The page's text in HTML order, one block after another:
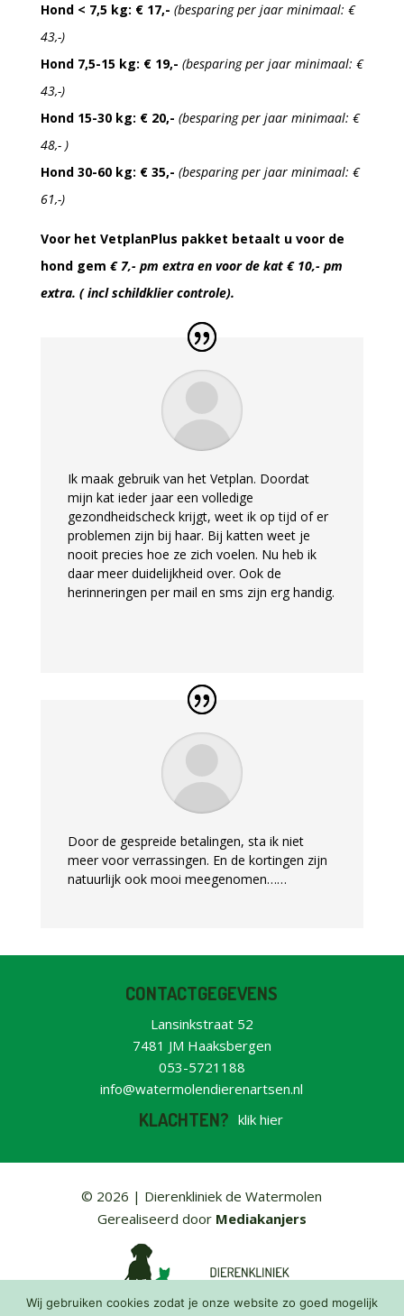
Hond < 7,5 kg: € 17,- (besparing per jaar minimaal: €
43,-)
Hond 7,5-15 kg: € 19,- (besparing per jaar minimaal: €
43,-)
Hond 15-30 kg: € 20,- (besparing per jaar minimaal: €
48,- )
Hond 30-60 kg: € 35,- (besparing per jaar minimaal: €
61,-)
Voor het VetplanPlus pakket betaalt u voor de
hond gem € 7,- pm extra en voor de kat € 10,- pm
extra. ( incl schildklier controle).
Ik maak gebruik van het Vetplan. Doordat
mijn kat ieder jaar een volledige
gezondheidscheck krijgt, weet ik op tijd of er
problemen zijn bij haar. Bij katten weet je
nooit precies hoe ze zich voelen. Nu heb ik
daar meer duidelijkheid over. Ook de
herinneringen per mail en sms zijn erg handig.
Door de gespreide betalingen, sta ik niet
meer voor verrassingen. En de kortingen zijn
natuurlijk ook mooi meegenomen……
CONTACTGEGEVENS
Lansinkstraat 52
7481 JM Haaksbergen
053-5721188
info@watermolendierenartsen.nl
KLACHTEN? klik hier
© 2026 | Dierenkliniek de Watermolen
Gerealiseerd door Mediakanjers
Wij gebruiken cookies zodat je onze website zo goed mogelijk